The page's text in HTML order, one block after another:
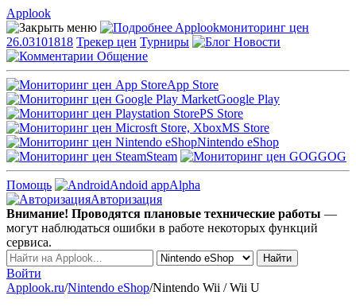
Applook
Applookмониторинг цен
26.03101818 Трекер цен Турниры
Новости
Общение
App Store
Google Play
PS Store
MS Store
Nintendo eShop
Steam
GOG
Помощь Andoid appAlpha
Авторизация
Внимание! Проводятся плановые технические работы —
могут наблюдаться ошибки в работе некоторых функций
сервиса.
Войти
Applook.ru/Nintendo eShop/Nintendo Wii / Wii U